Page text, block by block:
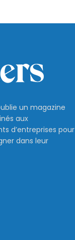
un magazine
aux
d’entreprises pour
dans leur